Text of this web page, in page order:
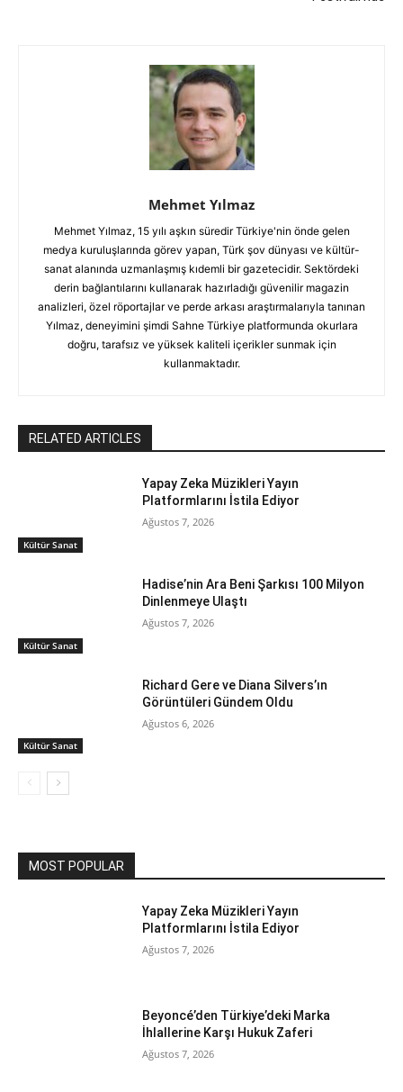
Mehmet Yılmaz
Mehmet Yılmaz, 15 yılı aşkın süredir Türkiye'nin önde gelen
medya kuruluşlarında görev yapan, Türk şov dünyası ve kültür-
sanat alanında uzmanlaşmış kıdemli bir gazetecidir. Sektördeki
derin bağlantılarını kullanarak hazırladığı güvenilir magazin
analizleri, özel röportajlar ve perde arkası araştırmalarıyla tanınan
Yılmaz, deneyimini şimdi Sahne Türkiye platformunda okurlara
doğru, tarafsız ve yüksek kaliteli içerikler sunmak için
kullanmaktadır.
RELATED ARTICLES
Kültür Sanat
Yapay Zeka Müzikleri Yayın
Platformlarını İstila Ediyor
Ağustos 7, 2026
Kültür Sanat
Hadise’nin Ara Beni Şarkısı 100 Milyon
Dinlenmeye Ulaştı
Ağustos 7, 2026
Kültür Sanat
Richard Gere ve Diana Silvers’ın
Görüntüleri Gündem Oldu
Ağustos 6, 2026
MOST POPULAR
Yapay Zeka Müzikleri Yayın
Platformlarını İstila Ediyor
Ağustos 7, 2026
Beyoncé’den Türkiye’deki Marka
İhlallerine Karşı Hukuk Zaferi
Ağustos 7, 2026